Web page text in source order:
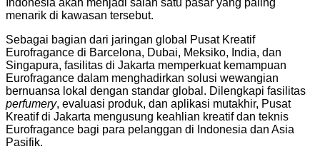
menarik di kawasan tersebut.
Sebagai bagian dari jaringan global Pusat Kreatif
Eurofragance di Barcelona, Dubai, Meksiko, India, dan
Singapura, fasilitas di Jakarta memperkuat kemampuan
Eurofragance dalam menghadirkan solusi wewangian
bernuansa lokal dengan standar global. Dilengkapi fasilitas
perfumery, evaluasi produk, dan aplikasi mutakhir, Pusat
Kreatif di Jakarta mengusung keahlian kreatif dan teknis
Eurofragance bagi para pelanggan di Indonesia dan Asia
Pasifik.